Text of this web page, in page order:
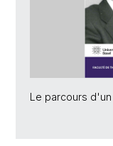
Le parcours